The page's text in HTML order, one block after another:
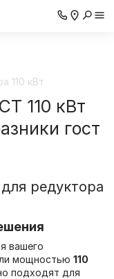
110 кВт
110 кВт
гост
редуктора
вашего
мощностью 110
подходят для